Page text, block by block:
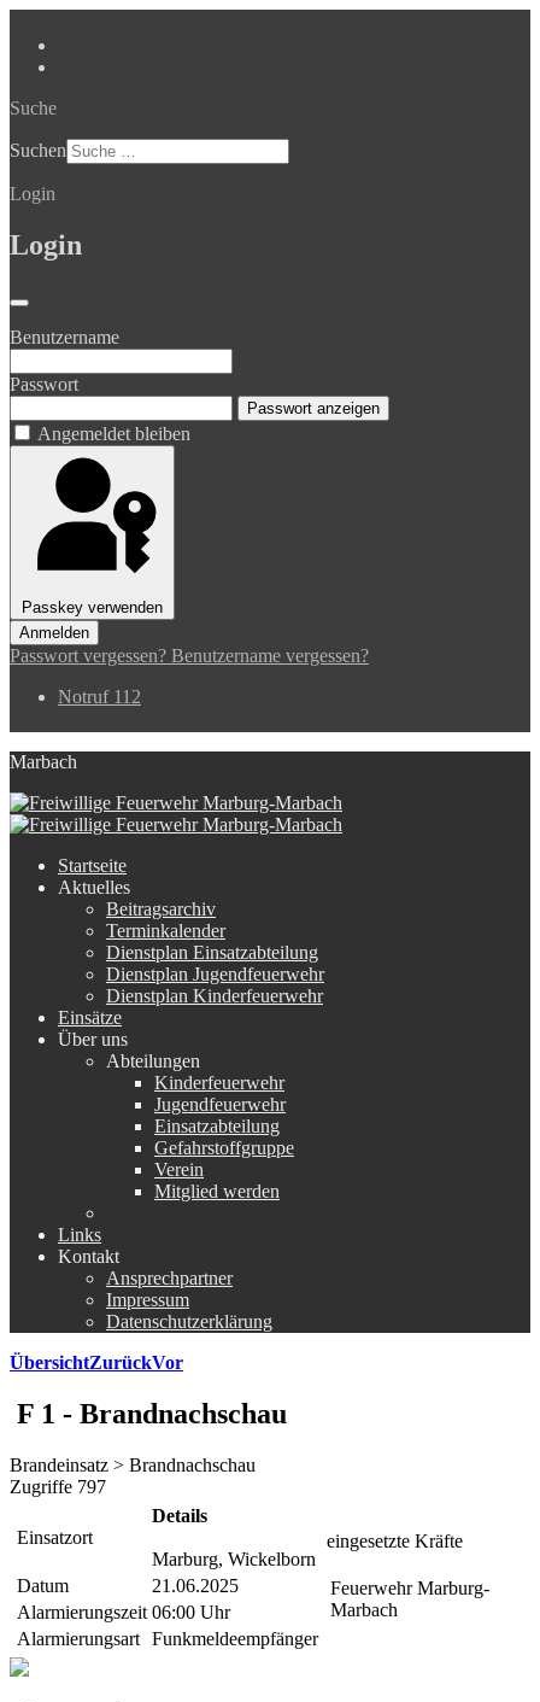
Suche
Suchen
Login
Login
Benutzername
Passwort
Passwort anzeigen
Angemeldet bleiben
Passkey verwenden
Anmelden
Passwort vergessen? Benutzername vergessen?
Notruf 112
Marbach
Startseite
Aktuelles
Beitragsarchiv
Terminkalender
Dienstplan Einsatzabteilung
Dienstplan Jugendfeuerwehr
Dienstplan Kinderfeuerwehr
Einsätze
Über uns
Abteilungen
Kinderfeuerwehr
Jugendfeuerwehr
Einsatzabteilung
Gefahrstoffgruppe
Verein
Mitglied werden
Links
Kontakt
Ansprechpartner
Impressum
Datenschutzerklärung
ÜbersichtZurückVor
F 1 - Brandnachschau
Brandeinsatz > Brandnachschau
Zugriffe 797
Einsatzort
Details
Marburg, Wickelborn
Datum
21.06.2025
Alarmierungszeit 06:00 Uhr
Alarmierungsart Funkmeldeempfänger
eingesetzte Kräfte
Feuerwehr Marburg-
Marbach